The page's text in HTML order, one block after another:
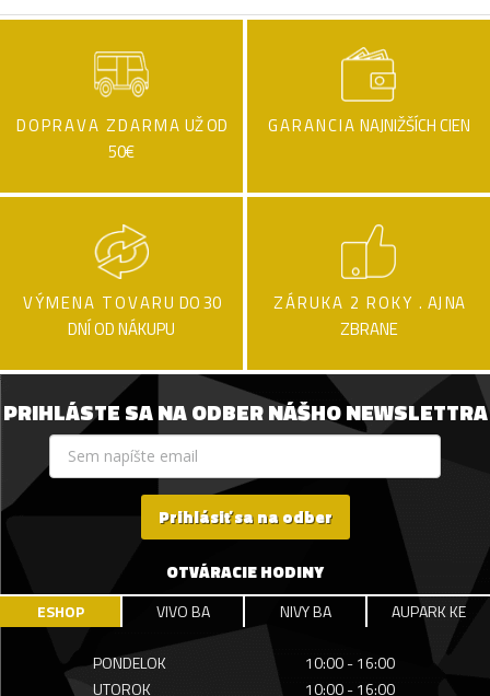
DOPRAVA ZDARMA UŽ OD
50€
GARANCIA NAJNIŽŠÍCH CIEN
VÝMENA TOVARU DO 30
DNÍ OD NÁKUPU
ZÁRUKA 2 ROKY . AJ NA
ZBRANE
PRIHLÁSTE SA NA ODBER NÁŠHO NEWSLETTRA
Prihlásiť sa na odber
OTVÁRACIE HODINY
ESHOP VIVO BA NIVY BA AUPARK KE
PONDELOK
10:00 - 16:00
UTOROK
10:00 - 16:00